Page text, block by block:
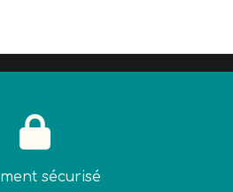

sécurisé